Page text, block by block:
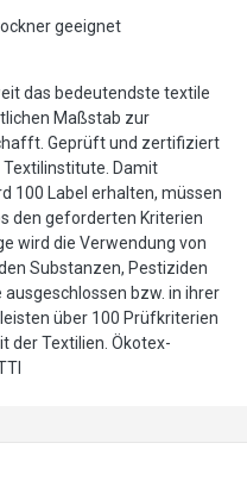
geeignet
das bedeutendste textile
Maßstab zur
Geprüft und zertifiziert
Damit
100 Label erhalten, müssen
den geforderten Kriterien
wird die Verwendung von
Substanzen, Pestiziden
bzw. in ihrer
über 100 Prüfkriterien
der Textilien. Ökotex-